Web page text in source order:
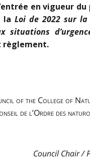
en vigueur du
la Loi de 2022 sur
situations
règlement.
of the College of
de l’Ordre des
Council Chair /